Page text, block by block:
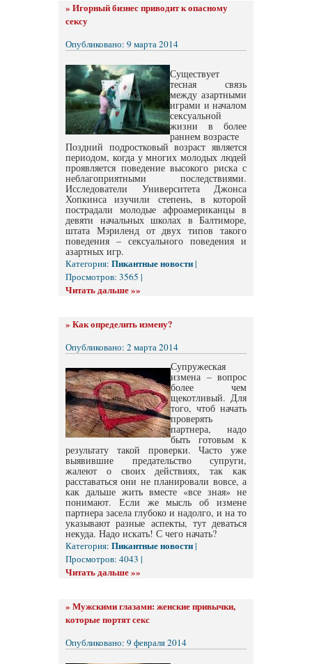
» Игорный бизнес приводит к опасному
сексу
Опубликовано: 9 марта 2014
Существует
тесная связь
между азартными
играми и началом
сексуальной
жизни в более
раннем возрасте
Поздний подростковый возраст является
периодом, когда у многих молодых людей
проявляется поведение высокого риска с
неблагоприятными последствиями.
Исследователи Университета Джонса
Хопкинса изучили степень, в которой
пострадали молодые афроамериканцы в
девяти начальных школах в Балтиморе,
штата Мэриленд от двух типов такого
поведения – сексуального поведения и
азартных игр.
Категория: Пикантные новости|
Просмотров: 3565 |
Читать дальше »»
» Как определить измену?
Опубликовано: 2 марта 2014
Супружеская
измена – вопрос
более чем
щекотливый. Для
того, чтоб начать
проверять
партнера, надо
быть готовым к
результату такой проверки. Часто уже
выявившие предательство супруги,
жалеют о своих действиях, так как
расставаться они не планировали вовсе, а
как дальше жить вместе «все зная» не
понимают. Если же мысль об измене
партнера засела глубоко и надолго, и на то
указывают разные аспекты, тут деваться
некуда. Надо искать! С чего начать?
Категория: Пикантные новости|
Просмотров: 4043 |
Читать дальше »»
» Мужскими глазами: женские привычки,
которые портят секс
Опубликовано: 9 февраля 2014